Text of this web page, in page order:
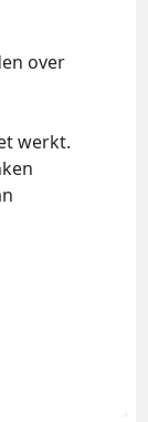
over
werkt.